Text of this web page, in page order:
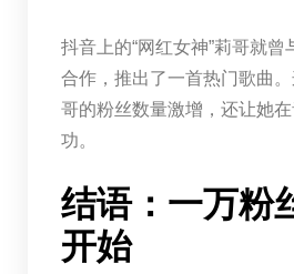
抖音上的“网红女神”莉哥就曾
合作，推出了一首热门歌曲
哥的粉丝数量激增，还让她
功。
结语：一万粉
开始